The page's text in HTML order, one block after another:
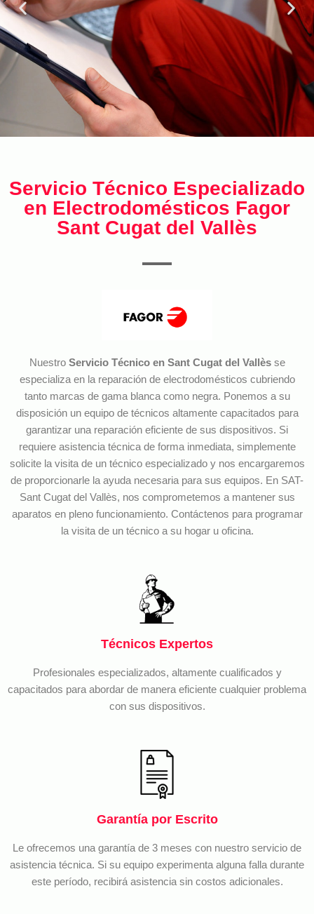
Servicio Técnico Especializado
en Electrodomésticos Fagor
Sant Cugat del Vallès
Nuestro Servicio Técnico en Sant Cugat del Vallèsse
especializa en la reparación de electrodomésticos cubriendo
tanto marcas de gama blanca como negra. Ponemos a su
disposición un equipo de técnicos altamente capacitados para
garantizar una reparación eficiente de sus dispositivos. Si
requiere asistencia técnica de forma inmediata, simplemente
solicite la visita de un técnico especializado y nos encargaremos
de proporcionarle la ayuda necesaria para sus equipos. En SAT-
Sant Cugat del Vallès, nos comprometemos a mantener sus
aparatos en pleno funcionamiento. Contáctenos para programar
la visita de un técnico a su hogar u oficina.
Técnicos Expertos
Profesionales especializados, altamente cualificados y
capacitados para abordar de manera eficiente cualquier problema
con sus dispositivos.
Garantía por Escrito
Le ofrecemos una garantía de 3 meses con nuestro servicio de
asistencia técnica. Si su equipo experimenta alguna falla durante
este período, recibirá asistencia sin costos adicionales.